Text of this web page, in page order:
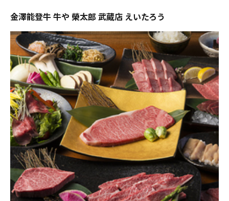
金澤能登牛 牛や 榮太郎 武蔵店 えいたろう